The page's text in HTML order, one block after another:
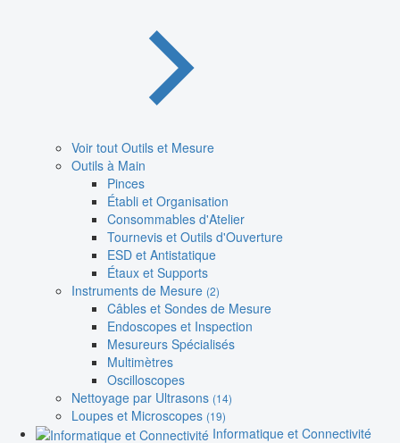
Voir tout Outils et Mesure
Outils à Main
Pinces
Établi et Organisation
Consommables d'Atelier
Tournevis et Outils d'Ouverture
ESD et Antistatique
Étaux et Supports
Instruments de Mesure (2)
Câbles et Sondes de Mesure
Endoscopes et Inspection
Mesureurs Spécialisés
Multimètres
Oscilloscopes
Nettoyage par Ultrasons (14)
Loupes et Microscopes (19)
Informatique et Connectivité